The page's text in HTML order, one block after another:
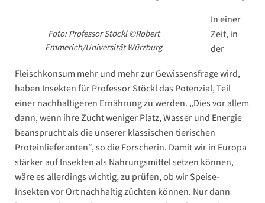
Foto: Professor Stöckl ©Robert
Emmerich/Universität Würzburg
In einer
Zeit, in
der
Fleischkonsum mehr und mehr zur Gewissensfrage wird,
haben Insekten für Professor Stöckl das Potenzial, Teil
einer nachhaltigeren Ernährung zu werden. „Dies vor allem
dann, wenn ihre Zucht weniger Platz, Wasser und Energie
beansprucht als die unserer klassischen tierischen
Proteinlieferanten“, so die Forscherin. Damit wir in Europa
stärker auf Insekten als Nahrungsmittel setzen können,
wäre es allerdings wichtig, zu prüfen, ob wir Speise-
Insekten vor Ort nachhaltig züchten können. Nur dann